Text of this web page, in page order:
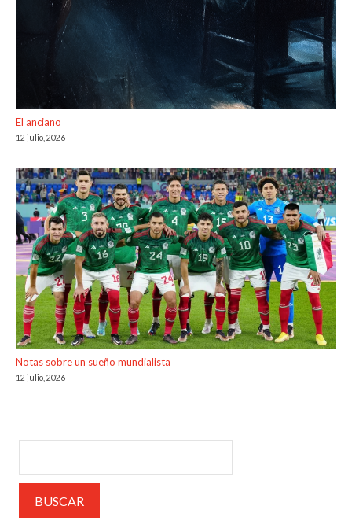
El anciano
12 julio, 2026
Notas sobre un sueño mundialista
12 julio, 2026